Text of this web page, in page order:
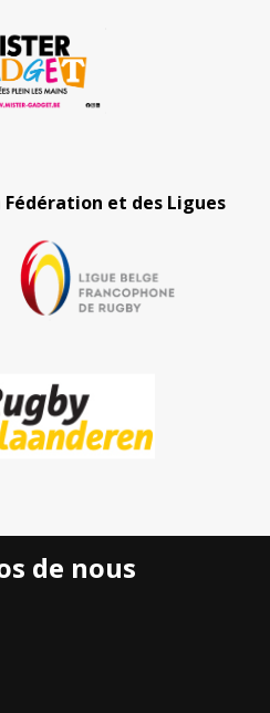
et des Ligues
de nous